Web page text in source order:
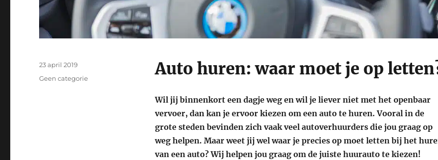
Auto huren: waar moet je op
Wil jij binnenkort een dagje weg en wil je liever niet met het openbaar
vervoer, dan kan je ervoor kiezen om een auto te huren. Vooral in de
grote steden bevinden zich vaak veel autoverhuurders die jou graag op
weg helpen. Maar weet jij wel waar je precies op moet letten bij het
van een auto? Wij helpen jou graag om de juiste huurauto te kiezen!
Geplaatst
op
23 april 2019
Categorieën
Geen categorie